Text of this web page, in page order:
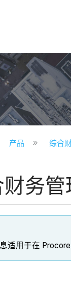
缩全局层次
产品 综合
务
适用于在